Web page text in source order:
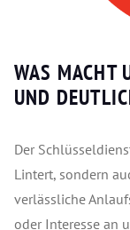
WAS MACHT
UND
Der
Lintert, sondern
verlässliche
oder Interesse an